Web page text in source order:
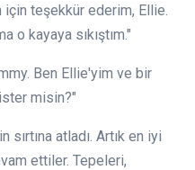
için teşekkür ederim, Ellie.
o kayaya sıkıştım."
Ben Ellie'yim ve bir
misin?"
atladı. Artık en iyi
ettiler. Tepeleri,